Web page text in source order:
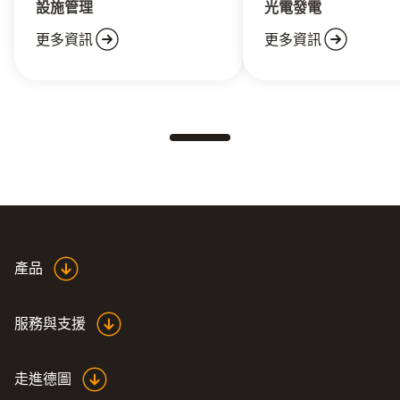
設施管理
更多資訊
光電發電
更多資訊
產品
服務與支援
走進德圖